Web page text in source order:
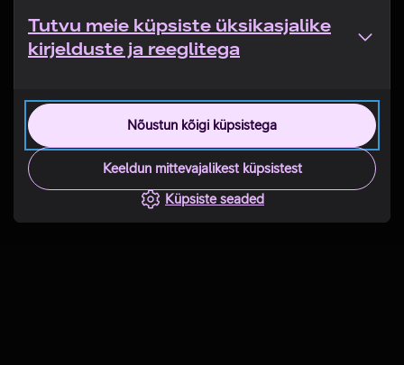
Tutvu meie küpsiste üksikasjalike
kirjelduste ja reeglitega
Nõustun kõigi küpsistega
Keeldun mittevajalikest küpsistest
Küpsiste seaded